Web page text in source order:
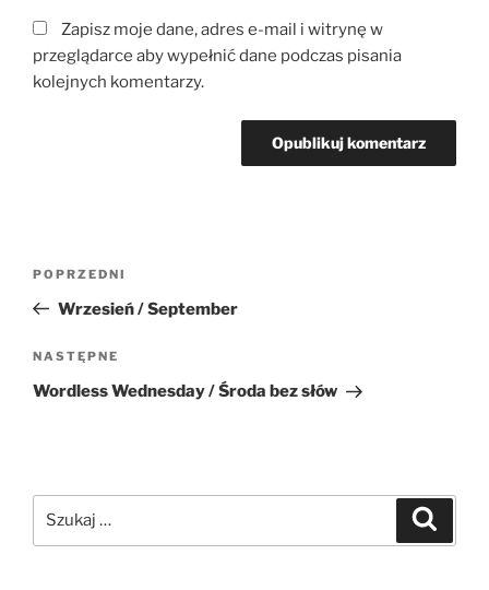
Zapisz moje dane, adres e-mail i witrynę w
przeglądarce aby wypełnić dane podczas pisania
kolejnych komentarzy.
Poprzedni
wpis
POPRZEDNI
Wrzesień / September
Następny
wpis
NASTĘPNE
Wordless Wednesday / Środa bez słów